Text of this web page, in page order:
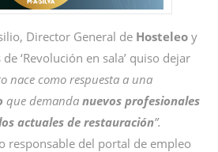
Director General de Hosteleo y
‘Revolución en sala’ quiso dejar
nace como respuesta a una
que demanda nuevos profesionales
actuales de restauración”.
responsable del portal de empleo